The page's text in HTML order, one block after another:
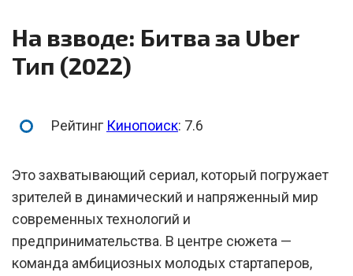
На взводе: Битва за Uber
Тип (2022)
Рейтинг Кинопоиск: 7.6
Это захватывающий сериал, который погружает
зрителей в динамический и напряженный мир
современных технологий и
предпринимательства. В центре сюжета —
команда амбициозных молодых стартаперов,